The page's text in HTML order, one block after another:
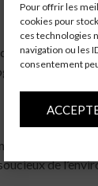
Pour offrir les
cookies pour
ces technologies
navigation ou les
consentement
son design
que premier
de